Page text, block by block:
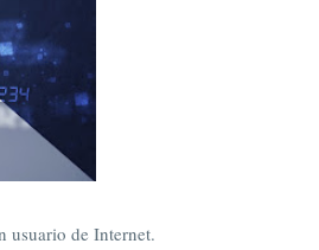
usuario de Internet.